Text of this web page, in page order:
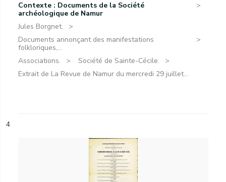
Contexte : Documents de la Société
archéologique de Namur
Jules Borgnet.
Documents annonçant des manifestations
folkloriques,...
Associations.
Société de Sainte-Cécile.
Extrait de La Revue de Namur du mercredi 29 juillet...
4